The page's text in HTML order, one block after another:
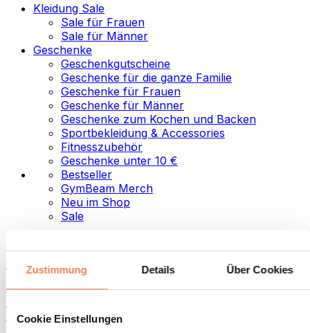
Zustimmung Details Über Cookies
Cookie Einstellungen
Kleidung Sale
Sale für Frauen
Sale für Männer
Geschenke
Geschenkgutscheine
Geschenke für die ganze Familie
Geschenke für Frauen
Geschenke für Männer
Geschenke zum Kochen und Backen
Sportbekleidung & Accessories
Fitnesszubehör
Geschenke unter 10 €
Bestseller
GymBeam Merch
Neu im Shop
Sale
Lebensmittel
Fitness-Food
Aufstriche und Pasten